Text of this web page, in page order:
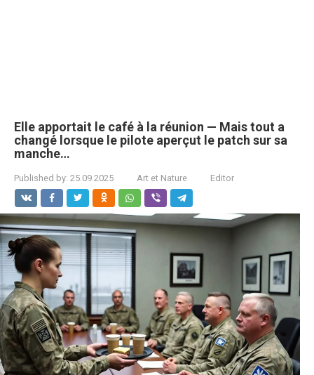
Elle apportait le café à la réunion — Mais tout a
changé lorsque le pilote aperçut le patch sur sa
manche…
Published by: 25.09.2025 Art et Nature Editor